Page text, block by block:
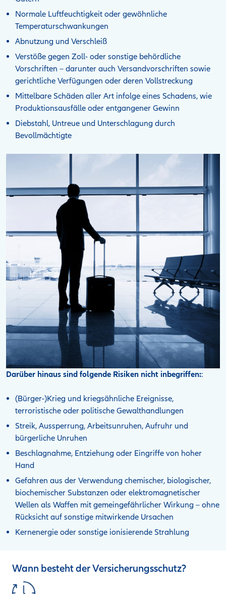
Normale Luftfeuchtigkeit oder gewöhnliche
Temperaturschwankungen
Abnutzung und Verschleiß
Verstöße gegen Zoll- oder sonstige behördliche
Vorschriften – darunter auch Versandvorschriften sowie
gerichtliche Verfügungen oder deren Vollstreckung
Mittelbare Schäden aller Art infolge eines Schadens, wie
Produktionsausfälle oder entgangener Gewinn
Diebstahl, Untreue und Unterschlagung durch
Bevollmächtigte
Darüber hinaus sind folgende Risiken nicht inbegriffen::
(Bürger-)Krieg und kriegsähnliche Ereignisse,
terroristische oder politische Gewalthandlungen
Streik, Aussperrung, Arbeitsunruhen, Aufruhr und
bürgerliche Unruhen
Beschlagnahme, Entziehung oder Eingriffe von hoher
Hand
Gefahren aus der Verwendung chemischer, biologischer,
biochemischer Substanzen oder elektromagnetischer
Wellen als Waffen mit gemeingefährlicher Wirkung – ohne
Rücksicht auf sonstige mitwirkende Ursachen
Kernenergie oder sonstige ionisierende Strahlung
Wann besteht der Versicherungsschutz?